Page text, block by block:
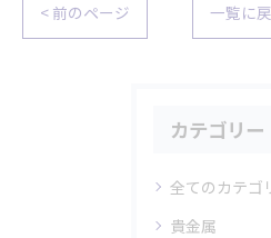
< 前のページ 一覧に
カテゴリー
全てのカテゴ
貴金属